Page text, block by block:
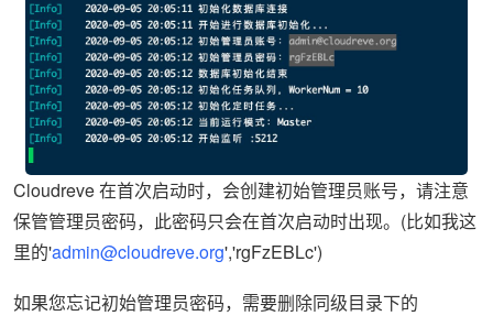
Cloudreve 在首次启动时，会创建初始管理员账号，请注意
保管管理员密码，此密码只会在首次启动时出现。(比如我这
里的'admin@cloudreve.org','rgFzEBLc')
如果您忘记初始管理员密码，需要删除同级目录下的